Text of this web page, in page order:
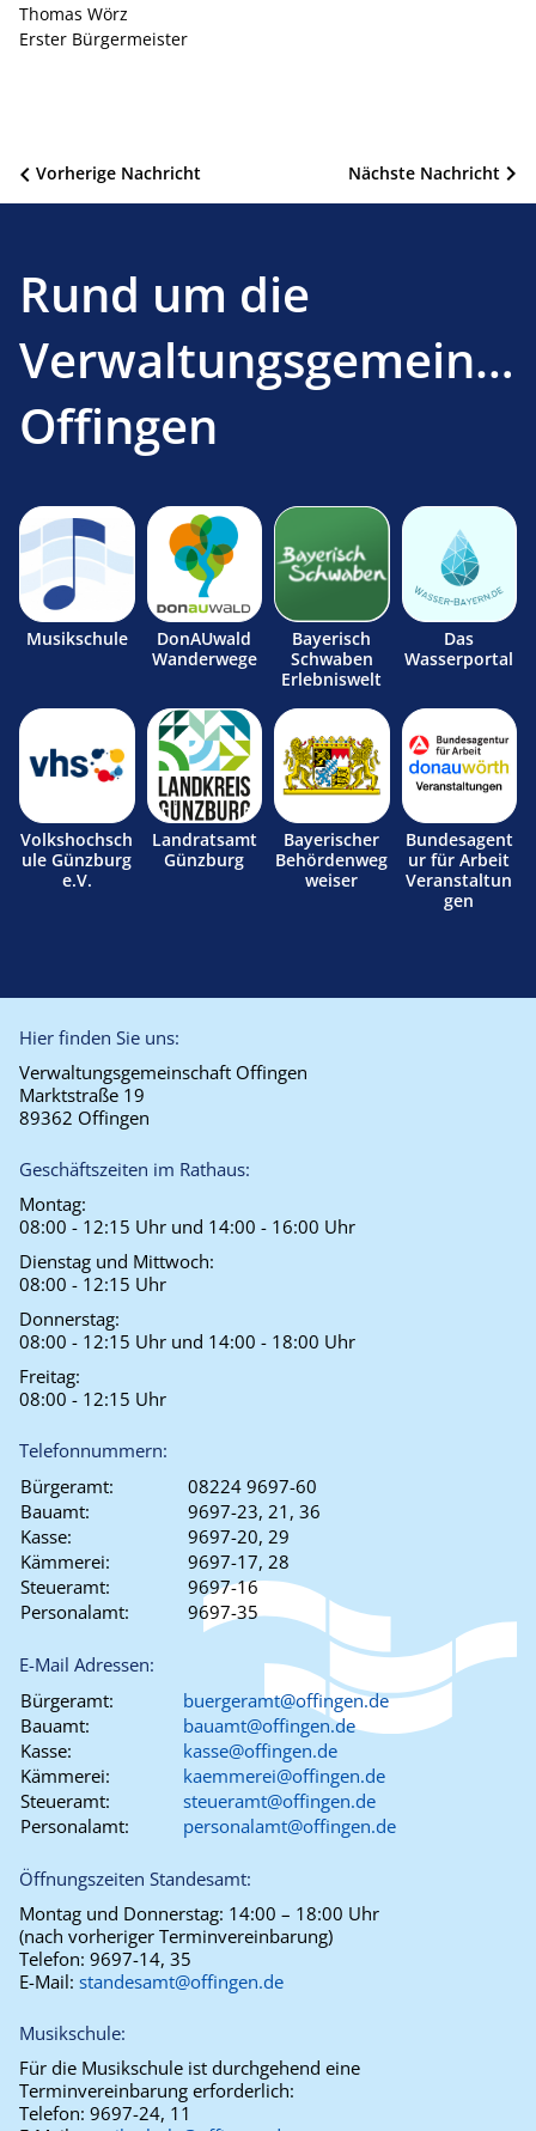
Thomas Wörz
Erster Bürgermeister
Beitragsnavigation Nächste Nachricht
Vorherige Nachricht
Rund um die
Offingen
Musikschule
DonAUwald
Wanderwege
Bayerisch
Schwaben
Erlebniswelt
Das
Wasserportal
Volkshochsch
ule Günzburg
e.V.
Landratsamt
Günzburg
Bayerischer
Behördenweg
weiser
Bundesagent
ur für Arbeit
Veranstaltun
gen
Hier finden Sie uns:
Verwaltungsgemeinschaft Offingen
Marktstraße 19
89362 Offingen
Geschäftszeiten im Rathaus:
Montag:
08:00 - 12:15 Uhr und 14:00 - 16:00 Uhr
Dienstag und Mittwoch:
08:00 - 12:15 Uhr
Donnerstag:
08:00 - 12:15 Uhr und 14:00 - 18:00 Uhr
Freitag:
08:00 - 12:15 Uhr
Telefonnummern:
Bürgeramt:
08224 9697-60
Bauamt:
9697-23, 21, 36
Kasse:
9697-20, 29
Kämmerei:
9697-17, 28
Steueramt:
9697-16
Personalamt:
9697-35
E-Mail Adressen:
Bürgeramt:
buergeramt@offingen.de
Bauamt:
bauamt@offingen.de
Kasse:
kasse@offingen.de
Kämmerei:
kaemmerei@offingen.de
Steueramt:
steueramt@offingen.de
Personalamt:
personalamt@offingen.de
Öffnungszeiten Standesamt:
Montag und Donnerstag: 14:00 – 18:00 Uhr
(nach vorheriger Terminvereinbarung)
Telefon: 9697-14, 35
E-Mail: standesamt@offingen.de
Musikschule:
Für die Musikschule ist durchgehend eine
Terminvereinbarung erforderlich:
Telefon: 9697-24, 11